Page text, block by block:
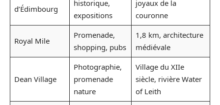
d’Édimbourg
historique,
expositions
joyaux de la
couronne
Royal Mile
Promenade,
shopping, pubs
1,8 km, architecture
médiévale
Dean Village
Photographie,
promenade
nature
Village du XIIe
siècle, rivière Water
of Leith